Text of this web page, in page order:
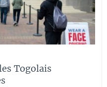
Togolais